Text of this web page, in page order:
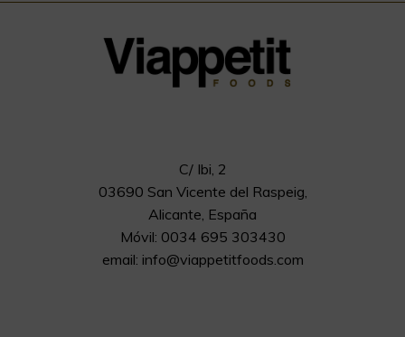
C/ Ibi, 2
03690 San Vicente del Raspeig,
Alicante, España
Móvil: 0034 695 303430
email: info@viappetitfoods.com